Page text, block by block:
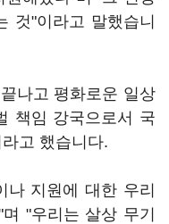
것"이라고 말했습니
나고 평화로운 일상
책임 강국으로서 국
고 했습니다.
나 지원에 대한 우리
"우리는 살상 무기